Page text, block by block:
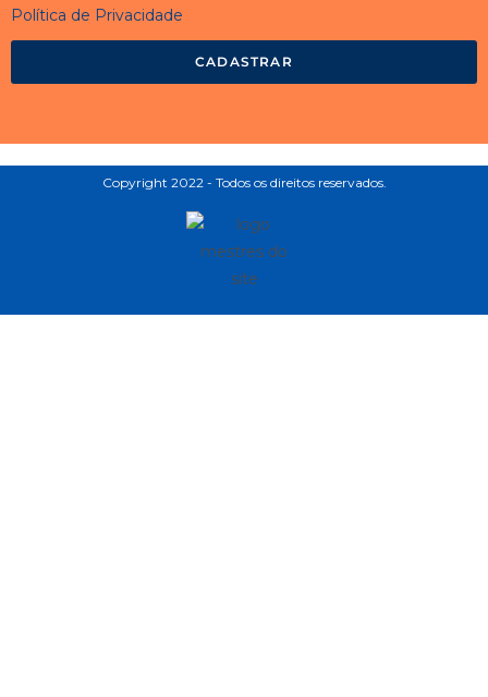
Política de Privacidade
CADASTRAR
Copyright 2022 - Todos os direitos reservados.